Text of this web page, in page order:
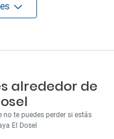
alrededor de
te puedes perder si estás
El Dosel